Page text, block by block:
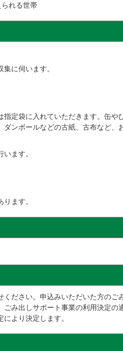
れる世帯
に伺います。
定袋に入れていただきます。缶や
ンボールなどの古紙、古布など、
ます。
ます。
ださい。申込みいただいた方のご
み出しサポート事業の利用決定の
より決定します。